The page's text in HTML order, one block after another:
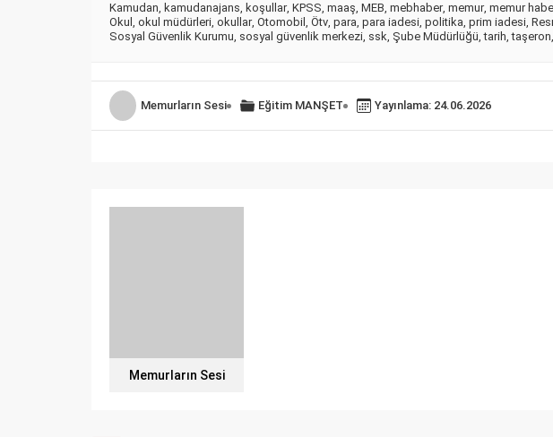
Kamudan, kamudanajans, koşullar, KPSS, maaş, MEB, mebhaber, memur, memur
Okul , okul müdürleri, okullar, Otomobil , Ötv, para, para iadesi, politika, prim iadesi,
Sosyal Güvenlik Kurumu, sosyal güvenlik merkezi, ssk, Şube Müdürlüğü,tarih,taşeron,
Memurların Sesi Eğitim MANŞET Yayınlama: 24.06.2026
Memurların Sesi